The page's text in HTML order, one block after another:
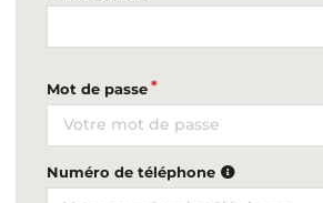
Mot de passe
Numéro de téléphone